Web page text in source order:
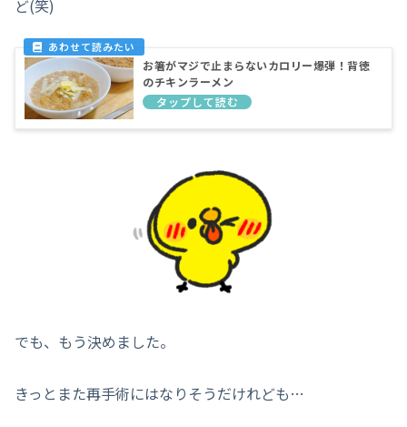
ど(笑)
お箸がマジで止まらないカロリー爆弾！背徳
のチキンラーメン
でも、もう決めました。
きっとまた再手術にはなりそうだけれども…